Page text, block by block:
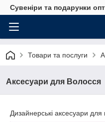
Сувеніри та подарунки
Товари та послуги
Аксесуари для Волосся
Дизайнерські аксесуари для